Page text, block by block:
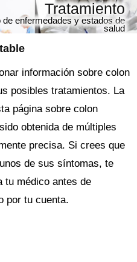
Tratamiento
enfermedades y estados de
salud
información sobre colon
posibles tratamientos. La
página sobre colon
obtenida de múltiples
precisa. Si crees que
de sus síntomas, te
tu médico antes de
por tu cuenta.